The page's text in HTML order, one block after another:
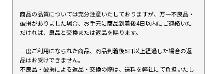
商品の品質については充分注意いたしておりますが、万一不良品・
破損がありました場合、お手元に商品到着後4日以内にご連絡いた
だければ、良品と交換または返品を賜ります。
一度ご利用になられた商品、商品到着後5日以上経過した場合の返
品はお受けできません。
不良品・破損による返品・交換の際は、送料を弊社にて負担いたし